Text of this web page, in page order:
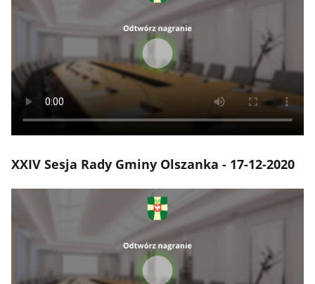
XXIV Sesja Rady Gminy Olszanka - 17-12-2020